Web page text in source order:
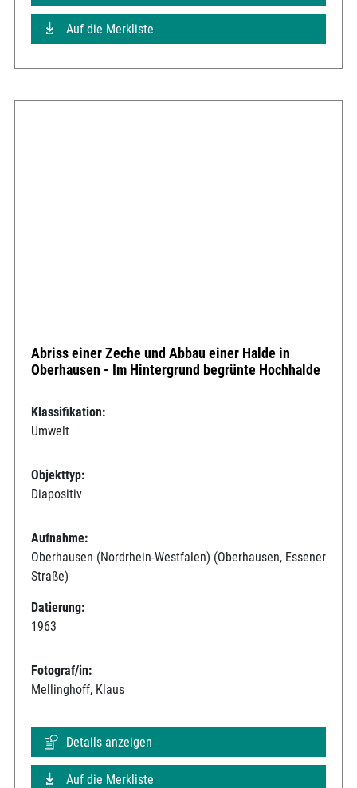
Auf die Merkliste
Abriss einer Zeche und Abbau einer Halde in
Oberhausen - Im Hintergrund begrünte Hochhalde
Klassifikation:
Umwelt
Objekttyp:
Diapositiv
Aufnahme:
Oberhausen (Nordrhein-Westfalen) (Oberhausen, Essener
Straße)
Datierung:
1963
Fotograf/in:
Mellinghoff, Klaus
Details anzeigen
Auf die Merkliste